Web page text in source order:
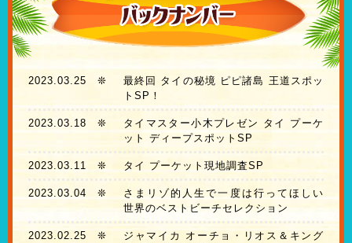
2023.03.25 ❊
最終回 タイの秘境 ピピ諸島 王道スポッ
トSP！
2023.03.18 ❊
タイマスター小木プレゼン タイ プーケ
ット ディープスポットSP
2023.03.11 ❊ タイ プーケット現地調査SP
2023.03.04 ❊
さまリゾ的人生で一度は行ってほしい
世界のベストビーチセレクション
2023.02.25 ❊
ジャマイカ オーチョ・リオス＆キング